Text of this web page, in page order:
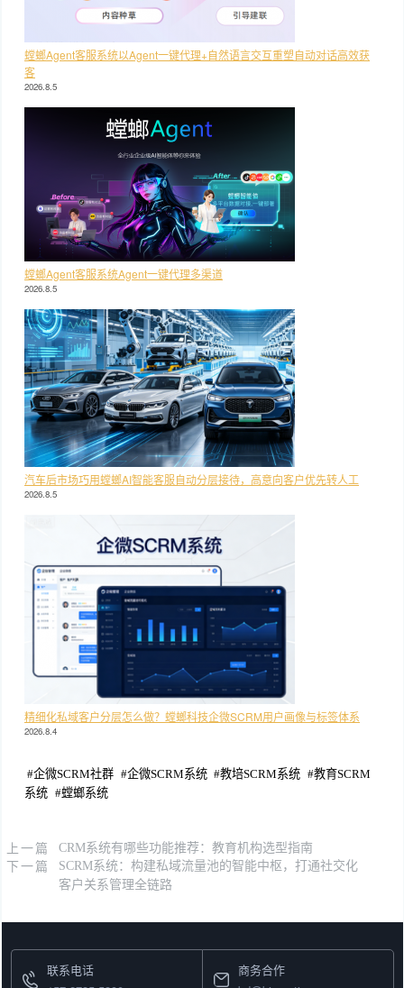
螳螂Agent客服系统以Agent一键代理+自然语言交互重塑自动对话高效获
客
2026.8.5
螳螂Agent客服系统Agent一键代理多渠道
2026.8.5
汽车后市场巧用螳螂AI智能客服自动分层接待，高意向客户优先转人工
2026.8.5
精细化私域客户分层怎么做？螳螂科技企微SCRM用户画像与标签体系
2026.8.4
#企微SCRM社群 #企微SCRM系统 #教培SCRM系统 #教育SCRM
系统 #螳螂系统
上一篇 CRM系统有哪些功能推荐：教育机构选型指南
下一篇
SCRM系统：构建私域流量池的智能中枢，打通社交化
客户关系管理全链路
联系电话
商务合作